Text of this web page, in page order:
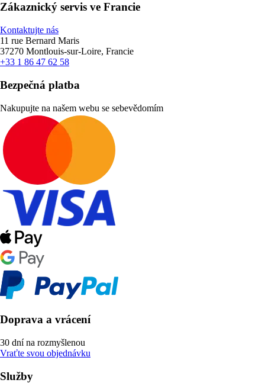
Zákaznický servis ve Francie
Kontaktujte nás
11 rue Bernard Maris
37270 Montlouis-sur-Loire, Francie
+33 1 86 47 62 58
Bezpečná platba
Nakupujte na našem webu se sebevědomím
Doprava a vrácení
30 dní na rozmyšlenou
Vraťte svou objednávku
Služby